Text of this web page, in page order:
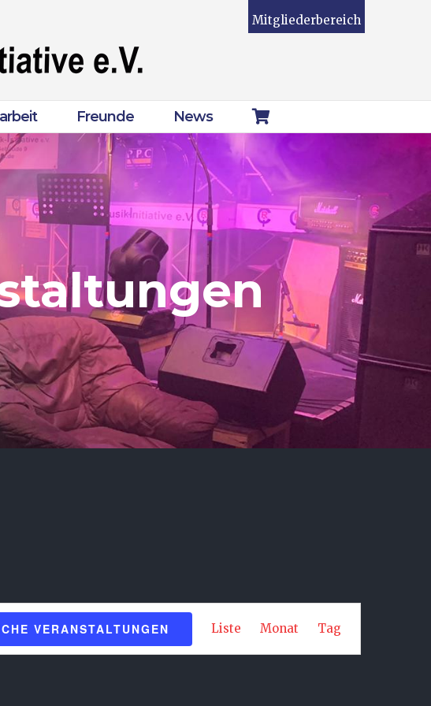
Mitgliederbereich
Freunde News
VERANSTALTUNGEN
Ansichten-
Liste Monat Tag